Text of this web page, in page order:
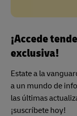
¡Accede
exclusiva!
Estate a la
a un mundo de
las últimas
¡suscríbete hoy!